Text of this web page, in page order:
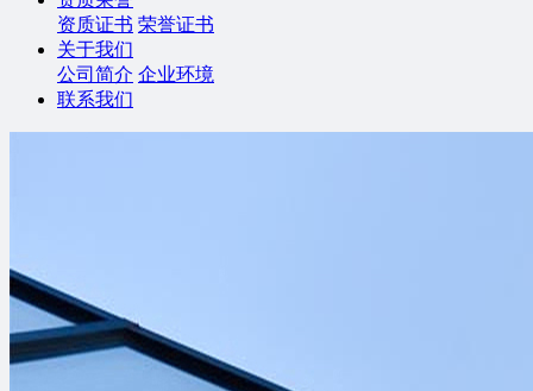
资质证书 荣誉证书
关于我们
公司简介 企业环境
联系我们